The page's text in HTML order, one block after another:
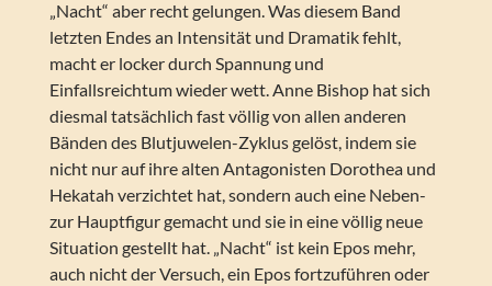
„Nacht“ aber recht gelungen. Was diesem Band
letzten Endes an Intensität und Dramatik fehlt,
macht er locker durch Spannung und
Einfallsreichtum wieder wett. Anne Bishop hat sich
diesmal tatsächlich fast völlig von allen anderen
Bänden des Blutjuwelen-Zyklus gelöst, indem sie
nicht nur auf ihre alten Antagonisten Dorothea und
Hekatah verzichtet hat, sondern auch eine Neben-
zur Hauptfigur gemacht und sie in eine völlig neue
Situation gestellt hat. „Nacht“ ist kein Epos mehr,
auch nicht der Versuch, ein Epos fortzuführen oder